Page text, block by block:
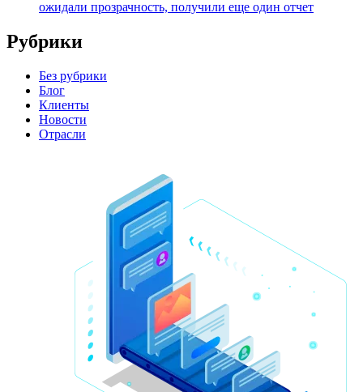
ожидали прозрачность, получили еще один отчет
Рубрики
Без рубрики
Блог
Клиенты
Новости
Отрасли